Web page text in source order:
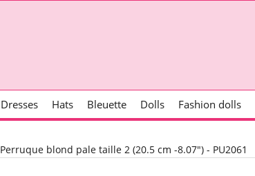
Dresses Hats Bleuette Dolls Fashion dolls
Perruque blond pale taille 2 (20.5 cm -8.07") - PU2061